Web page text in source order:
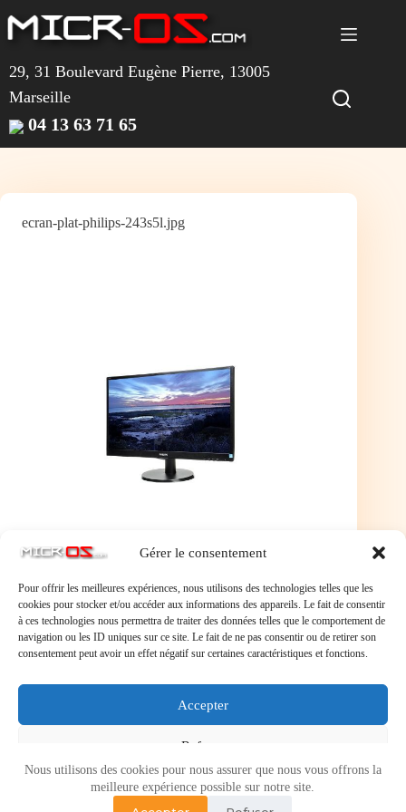
Gérer le consentement
Pour offrir les meilleures expériences, nous utilisons des technologies telles que les
cookies pour stocker et/ou accéder aux informations des appareils. Le fait de consentir
à ces technologies nous permettra de traiter des données telles que le comportement de
navigation ou les ID uniques sur ce site. Le fait de ne pas consentir ou de retirer son
consentement peut avoir un effet négatif sur certaines caractéristiques et fonctions.
Accepter
Refuser
Voir les préférences
au
contenu
Nous utilisons des cookies pour nous assurer que nous vous offrons la
meilleure expérience possible sur notre site.
29, 31 Boulevard Eugène Pierre, 13005
Marseille
04 13 63 71 65
ecran-plat-philips-243s5l.jpg
Laisser un commentaire
Vous devez
pour publier un commentaire.